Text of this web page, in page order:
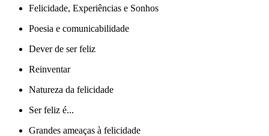
Felicidade, Experiências e Sonhos
Poesia e comunicabilidade
Dever de ser feliz
Reinventar
Natureza da felicidade
Ser feliz é...
Grandes ameaças à felicidade